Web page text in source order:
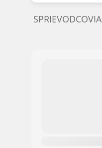
SPRIEVODCOVIA